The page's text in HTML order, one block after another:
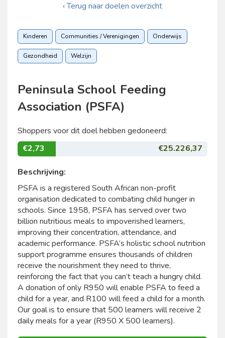
‹ Terug naar doelen overzicht
Kinderen Communities / Verenigingen Onderwijs
Gezondheid Welzijn
Peninsula School Feeding
Association (PSFA)
Shoppers voor dit doel hebben gedoneerd:
€2,73
€25.226,37
Beschrijving:
PSFA is a registered South African non-profit
organisation dedicated to combating child hunger in
schools. Since 1958, PSFA has served over two
billion nutritious meals to impoverished learners,
improving their concentration, attendance, and
academic performance. PSFA’s holistic school nutrition
support programme ensures thousands of children
receive the nourishment they need to thrive,
reinforcing the fact that you can’t teach a hungry child.
A donation of only R950 will enable PSFA to feed a
child for a year, and R100 will feed a child for a month.
Our goal is to ensure that 500 learners will receive 2
daily meals for a year (R950 X 500 learners).